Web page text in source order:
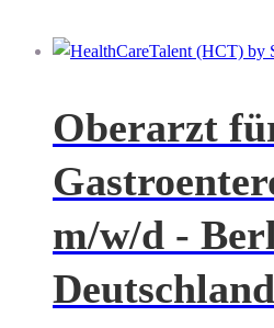
Oberarzt
m/w/d -
Deutschland